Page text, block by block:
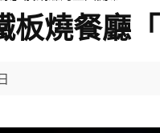
板燒餐廳